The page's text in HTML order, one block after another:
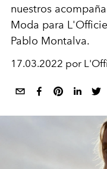
nuestros
Moda para
Pablo Montalva.
17.03.2022 por